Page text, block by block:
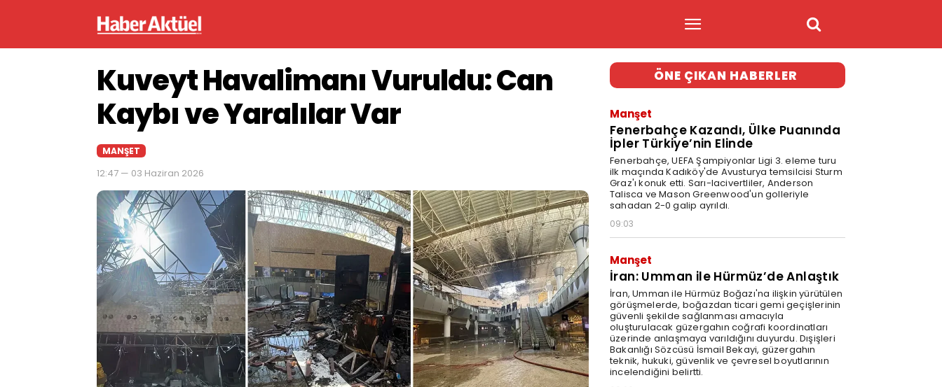
Kuveyt Havalimanı Vuruldu: Can
Kaybı ve Yaralılar Var
MANŞET
12:47 — 03 Haziran 2026
ÖNE ÇIKAN HABERLER
Manşet
Fenerbahçe Kazandı, Ülke Puanında
İpler Türkiye’nin Elinde
Fenerbahçe, UEFA Şampiyonlar Ligi 3. eleme turu
ilk maçında Kadıköy'de Avusturya temsilcisi Sturm
Graz'ı konuk etti. Sarı-lacivertliler, Anderson
Talisca ve Mason Greenwood'un golleriyle
sahadan 2-0 galip ayrıldı.
09:03
Manşet
İran: Umman ile Hürmüz’de Anlaştık
İran, Umman ile Hürmüz Boğazı'na ilişkin yürütülen
görüşmelerde, boğazdan ticari gemi geçişlerinin
güvenli şekilde sağlanması amacıyla
oluşturulacak güzergahın coğrafi koordinatları
üzerinde anlaşmaya varıldığını duyurdu. Dışişleri
Bakanlığı Sözcüsü İsmail Bekayi, güzergahın
teknik, hukuki, güvenlik ve çevresel boyutlarının
incelendiğini belirtti.